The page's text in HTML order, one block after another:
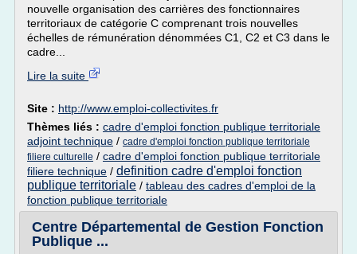
nouvelle organisation des carrières des fonctionnaires
territoriaux de catégorie C comprenant trois nouvelles
échelles de rémunération dénommées C1, C2 et C3 dans le
cadre...
Lire la suite
Site : http://www.emploi-collectivites.fr
Thèmes liés : cadre d'emploi fonction publique territoriale
adjoint technique / cadre d'emploi fonction publique territoriale
filiere culturelle / cadre d'emploi fonction publique territoriale
filiere technique / definition cadre d'emploi fonction
publique territoriale / tableau des cadres d'emploi de la
fonction publique territoriale
Centre Départemental de Gestion Fonction
Publique ...